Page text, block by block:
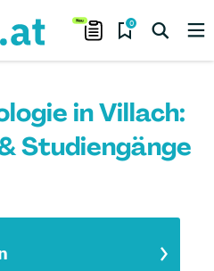
0
in Villach:
Studiengänge